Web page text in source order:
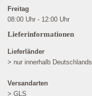
Freitag
08:00 Uhr - 12:00 Uhr
Lieferinformationen
Lieferländer
> nur innerhalb Deutschlands
Versandarten
> GLS